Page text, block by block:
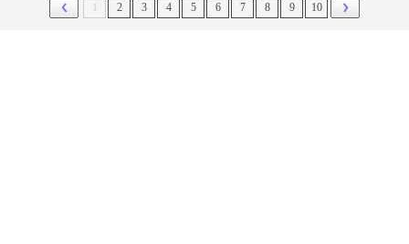
2 3 4 5 6 7 8 9 10